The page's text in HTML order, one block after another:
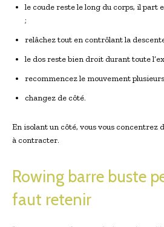
le coude reste le long du corps, il part
;
relâchez tout en contrôlant la
le dos reste bien droit durant toute
recommencez le mouvement
changez de côté.
En isolant un côté, vous vous concentrez
à contracter.
Rowing barre buste
faut retenir